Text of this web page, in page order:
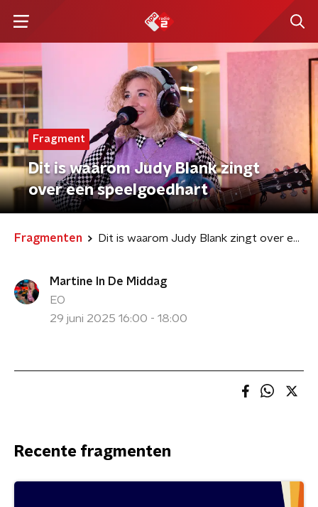
Fragment
Dit is waarom Judy Blank zingt
over een speelgoedhart
Fragmenten Dit is waarom Judy Blank zingt over een speelgoedhart
Martine In De Middag
EO
29 juni 2025 16:00 - 18:00
Recente fragmenten